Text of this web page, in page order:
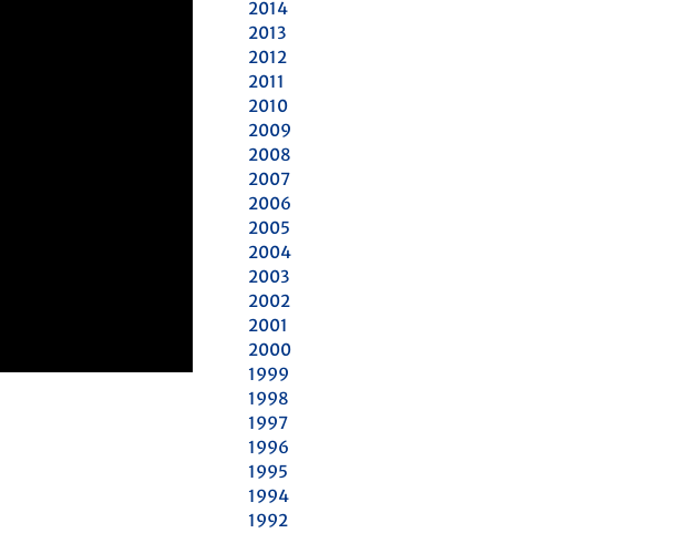
2014
2013
2012
2011
2010
2009
2008
2007
2006
2005
2004
2003
2002
2001
2000
1999
1998
1997
1996
1995
1994
1992